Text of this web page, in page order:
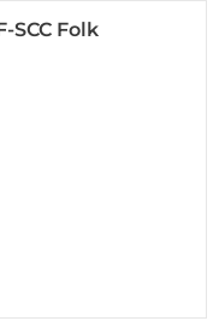
SCC Folk